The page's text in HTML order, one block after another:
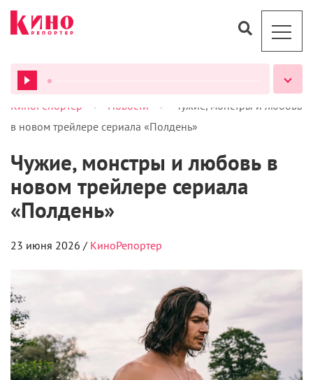
ВСЕ ПОДКАСТЫ
КиноРепортер > Новости >
Чужие, монстры и любовь
в новом трейлере сериала «Полдень»
Чужие, монстры и любовь в
новом трейлере сериала
«Полдень»
23 июня 2026 / КиноРепортер